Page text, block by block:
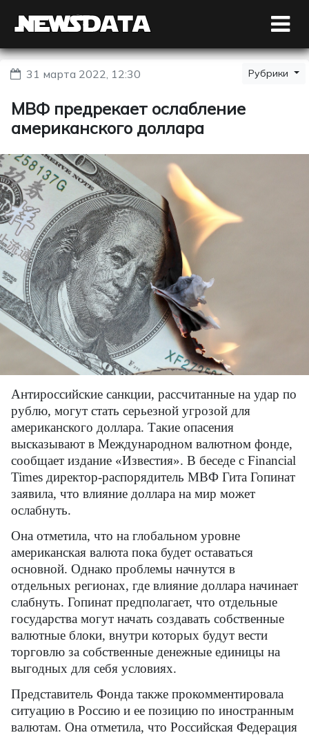
31 марта 2022, 12:30 Рубрики
МВФ предрекает ослабление
американского доллара
Антироссийские санкции, рассчитанные на удар по
рублю, могут стать серьезной угрозой для
американского доллара. Такие опасения
высказывают в Международном валютном фонде,
сообщает издание «Известия». В беседе с Financial
Times директор-распорядитель МВФ Гита Гопинат
заявила, что влияние доллара на мир может
ослабнуть.
Она отметила, что на глобальном уровне
американская валюта пока будет оставаться
основной. Однако проблемы начнутся в
отдельных регионах, где влияние доллара начинает
слабнуть. Гопинат предполагает, что отдельные
государства могут начать создавать собственные
валютные блоки, внутри которых будут вести
торговлю за собственные денежные единицы на
выгодных для себя условиях.
Представитель Фонда также прокомментировала
ситуацию в Россию и ее позицию по иностранным
валютам. Она отметила, что Российская Федерация